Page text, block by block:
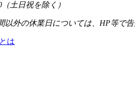
土日祝を除く）
外の休業日については、HP等で告
は